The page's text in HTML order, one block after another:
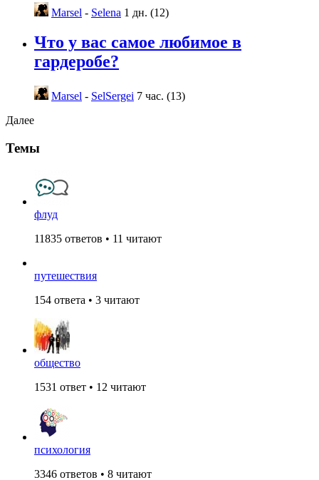
Marsel - Selena 1 дн. (12)
Что у вас самое любимое в
гардеробе?
Marsel - SelSergei 7 час. (13)
Далее
Темы
флуд
11835 ответов • 11 читают
путешествия
154 ответа • 3 читают
общество
1531 ответ • 12 читают
психология
3346 ответов • 8 читают